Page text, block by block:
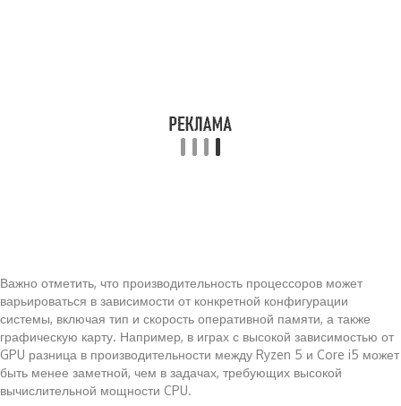
Важно отметить, что производительность процессоров может
варьироваться в зависимости от конкретной конфигурации
системы, включая тип и скорость оперативной памяти, а также
графическую карту. Например, в играх с высокой зависимостью от
GPU разница в производительности между Ryzen 5 и Core i5 может
быть менее заметной, чем в задачах, требующих высокой
вычислительной мощности CPU.